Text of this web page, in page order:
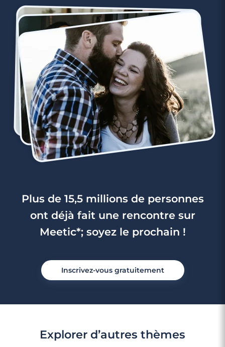
Plus de 15,5 millions de personnes
ont déjà fait une rencontre sur
Meetic*; soyez le prochain !
Inscrivez-vous gratuitement
Explorer d’autres thèmes